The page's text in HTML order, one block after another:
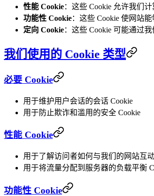
性能 Cookie：这些 Cookie 允许我们
功能性 Cookie：这些 Cookie 使网站
定向 Cookie：这些 Cookie 可能通过
我们使用的 Cookie 类型
必要 Cookie
用于维护用户会话的会话 Cookie
用于防止欺诈和滥用的安全 Cookie
性能 Cookie
用于了解访问者如何与我们的网站互
用于将流量分配到服务器的负载平衡
功能性 Cookie